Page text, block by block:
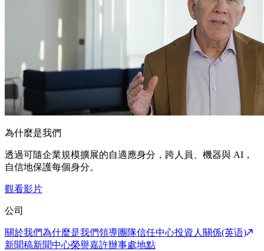
為什麼是我們
透過可隨企業規模擴展的自適應身分，跨人員、機器與 AI，
自信地保護每個身分。
觀看影片
公司
關於我們為什麼是我們領導團隊信任中心投資人關係(英语)
新聞稿新聞中心榮譽嘉許辦事處地點